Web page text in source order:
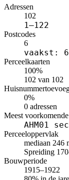
Adressen
102
1–122
Postcodes
6
vaakst:
Perceelkaarten
100%
102 van 102
0%
0 adressen
Meest
AHM01
Perceeloppervlak
mediaan 246
Spreiding
Bouwperiode
1915–1922